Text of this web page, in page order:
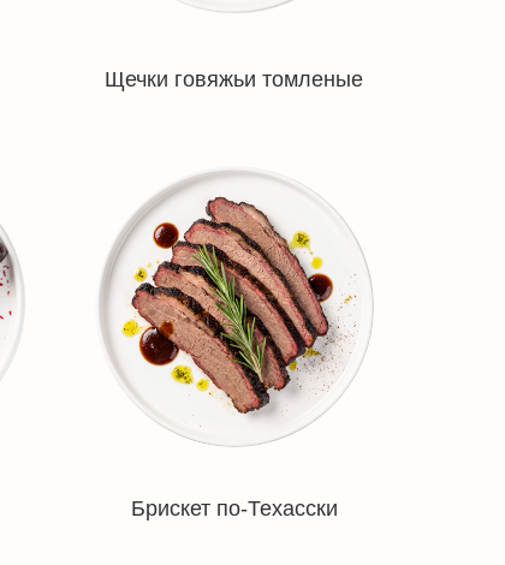
Брискет по-Техасски
Щечки говяжьи томленые